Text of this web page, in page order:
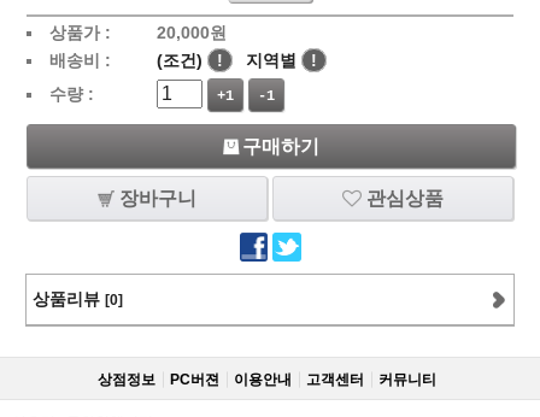
상품가 : 20,000원
배송비 :
(조건) ! 지역별
!
수량 :
+1 -1
구매하기
장바구니 관심상품
상품리뷰 [0]
상점정보 PC버젼 이용안내 고객센터 커뮤니티